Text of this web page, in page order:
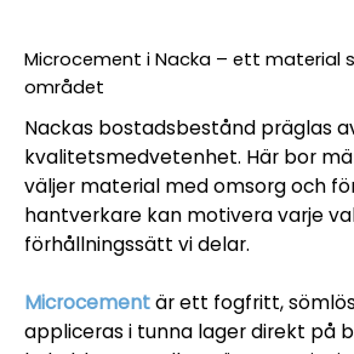
Microcement i Nacka – ett material
området
Nackas bostadsbestånd präglas
kvalitetsmedvetenhet. Här bor
väljer material med omsorg och
hantverkare kan motivera varje
förhållningssätt vi delar.
Microcementär ett fogfritt,
appliceras i tunna lager direkt på